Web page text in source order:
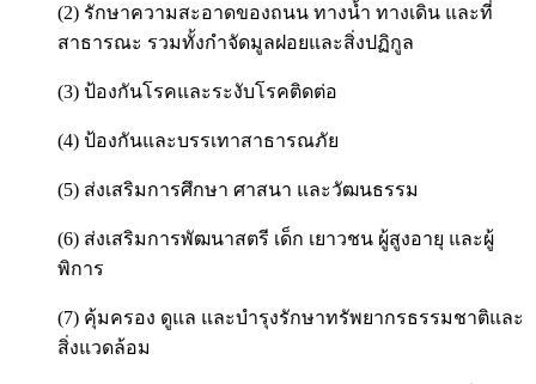
(2) รักษาความสะอาดของถนน ทางน้ำ ทางเดิน และที่
สาธารณะ รวมทั้งกำจัดมูลฝอยและสิ่งปฏิกูล
(3) ป้องกันโรคและระงับโรคติดต่อ
(4) ป้องกันและบรรเทาสาธารณภัย
(5) ส่งเสริมการศึกษา ศาสนา และวัฒนธรรม
(6) ส่งเสริมการพัฒนาสตรี เด็ก เยาวชน ผู้สูงอายุ และผู้
พิการ
(7) คุ้มครอง ดูแล และบำรุงรักษาทรัพยากรธรรมชาติและ
สิ่งแวดล้อม